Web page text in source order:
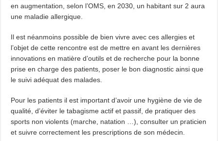
en augmentation, selon l’OMS, en 2030, un habitant sur 2 aura
une maladie allergique.
Il est néanmoins possible de bien vivre avec ces allergies et
l’objet de cette rencontre est de mettre en avant les dernières
innovations en matière d’outils et de recherche pour la bonne
prise en charge des patients, poser le bon diagnostic ainsi que
le suivi adéquat des malades.
Pour les patients il est important d’avoir une hygiène de vie de
qualité, d’éviter le tabagisme actif et passif, de pratiquer des
sports non violents (marche, natation …), consulter un praticien
et suivre correctement les prescriptions de son médecin.